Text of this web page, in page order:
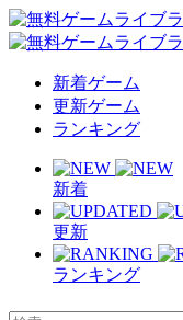
新着ゲーム
更新ゲーム
ランキング
新着
更新
ランキング